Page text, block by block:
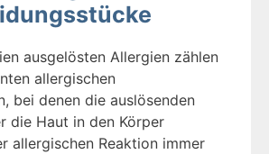
ausgelösten Allergien zählen
allergischen
bei denen die auslösenden
die Haut in den Körper
allergischen Reaktion immer